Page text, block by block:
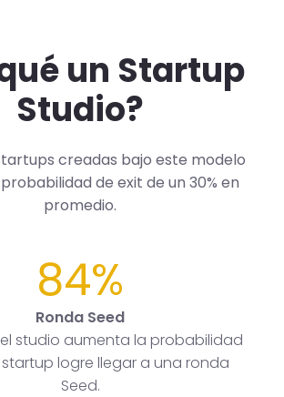
un Startup
Studio?
creadas bajo este modelo
de exit de un 30% en
promedio.
84%
Ronda Seed
studio aumenta la probabilidad
logre llegar a una ronda
Seed.